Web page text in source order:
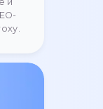
приводит к
данных.
Uptime
выгоднее
12:18